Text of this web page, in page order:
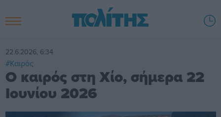
22.6.2026, 6:34
#Καιρός
Ο καιρός στη Χίο, σήμερα 22
Ιουνίου 2026